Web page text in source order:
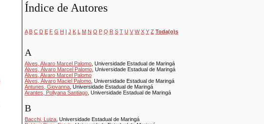
Índice de Autores
A B C D E F G H I J K L M N O P Q R S T U V W X Y Z Toda(o)s
A
Alves, Alvaro Marcel Palomo, Universidade Estadual de Maringá
Alves, Álvaro Marcel Palomo, Universidade Estadual de Maringá
Alves, Alvaro Marcel Palomo
Alves, Álvaro Maciel Palomo, Universidade Estadual de Maringá
Antunes, Giovanna, Universidade Estadual de Maringá
Arantes, Pollyana Santiago, Universidade Estadual de Maringá
B
Bacchi, Luiza, Universidade Estadual de Maringá